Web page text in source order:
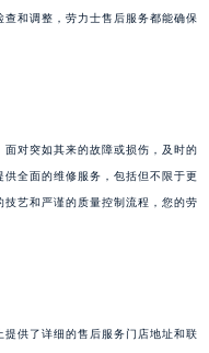
和调整，劳力士售后服务都能确保
对突如其来的故障或损伤，及时的
全面的维修服务，包括但不限于更
艺和严谨的质量控制流程，您的劳
供了详细的售后服务门店地址和联